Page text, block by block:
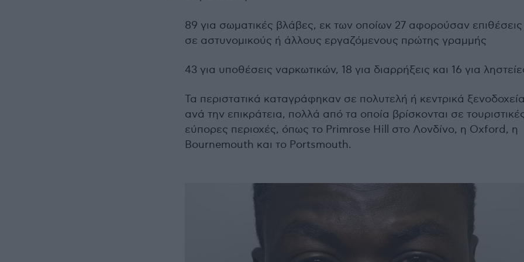
89 για σωματικές βλάβες, εκ των οποίων 27 αφορούσαν επιθέσεις
σε αστυνομικούς ή άλλους εργαζόμενους πρώτης γραμμής
43 για υποθέσεις ναρκωτικών, 18 για διαρρήξεις και 16 για
Τα περιστατικά καταγράφηκαν σε πολυτελή ή κεντρικά ξενοδοχεία
ανά την επικράτεια, πολλά από τα οποία βρίσκονται σε
εύπορες περιοχές, όπως το Primrose Hill στο Λονδίνο, η Oxford, η
Bournemouth και το Portsmouth.